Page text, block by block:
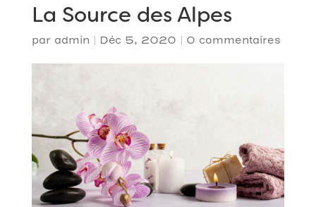
La Source des Alpes
par admin | Déc 5, 2020 | 0 commentaires